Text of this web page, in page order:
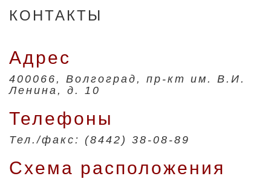
КОНТАКТЫ
Адрес
400066, Волгоград, пр-кт им. В.И.
Ленина, д. 10
Телефоны
Тел./факс: (8442) 38-08-89
Схема расположения